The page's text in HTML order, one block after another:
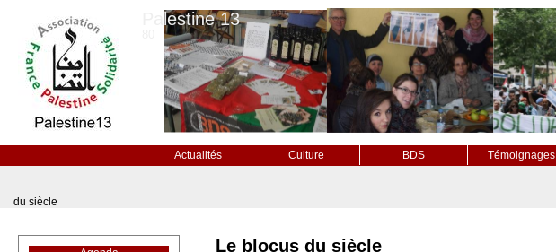
Palestine 13
Actualités Culture BDS Témoignages
du siècle
Le blocus du siècle